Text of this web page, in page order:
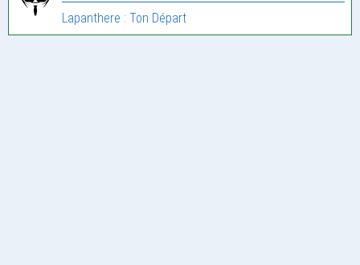
Lapanthere : Ton Départ